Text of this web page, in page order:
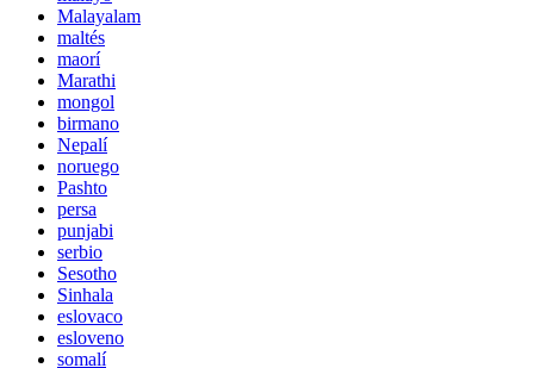
Malayalam
maltés
maorí
Marathi
mongol
birmano
Nepalí
noruego
Pashto
persa
punjabi
serbio
Sesotho
Sinhala
eslovaco
esloveno
somalí